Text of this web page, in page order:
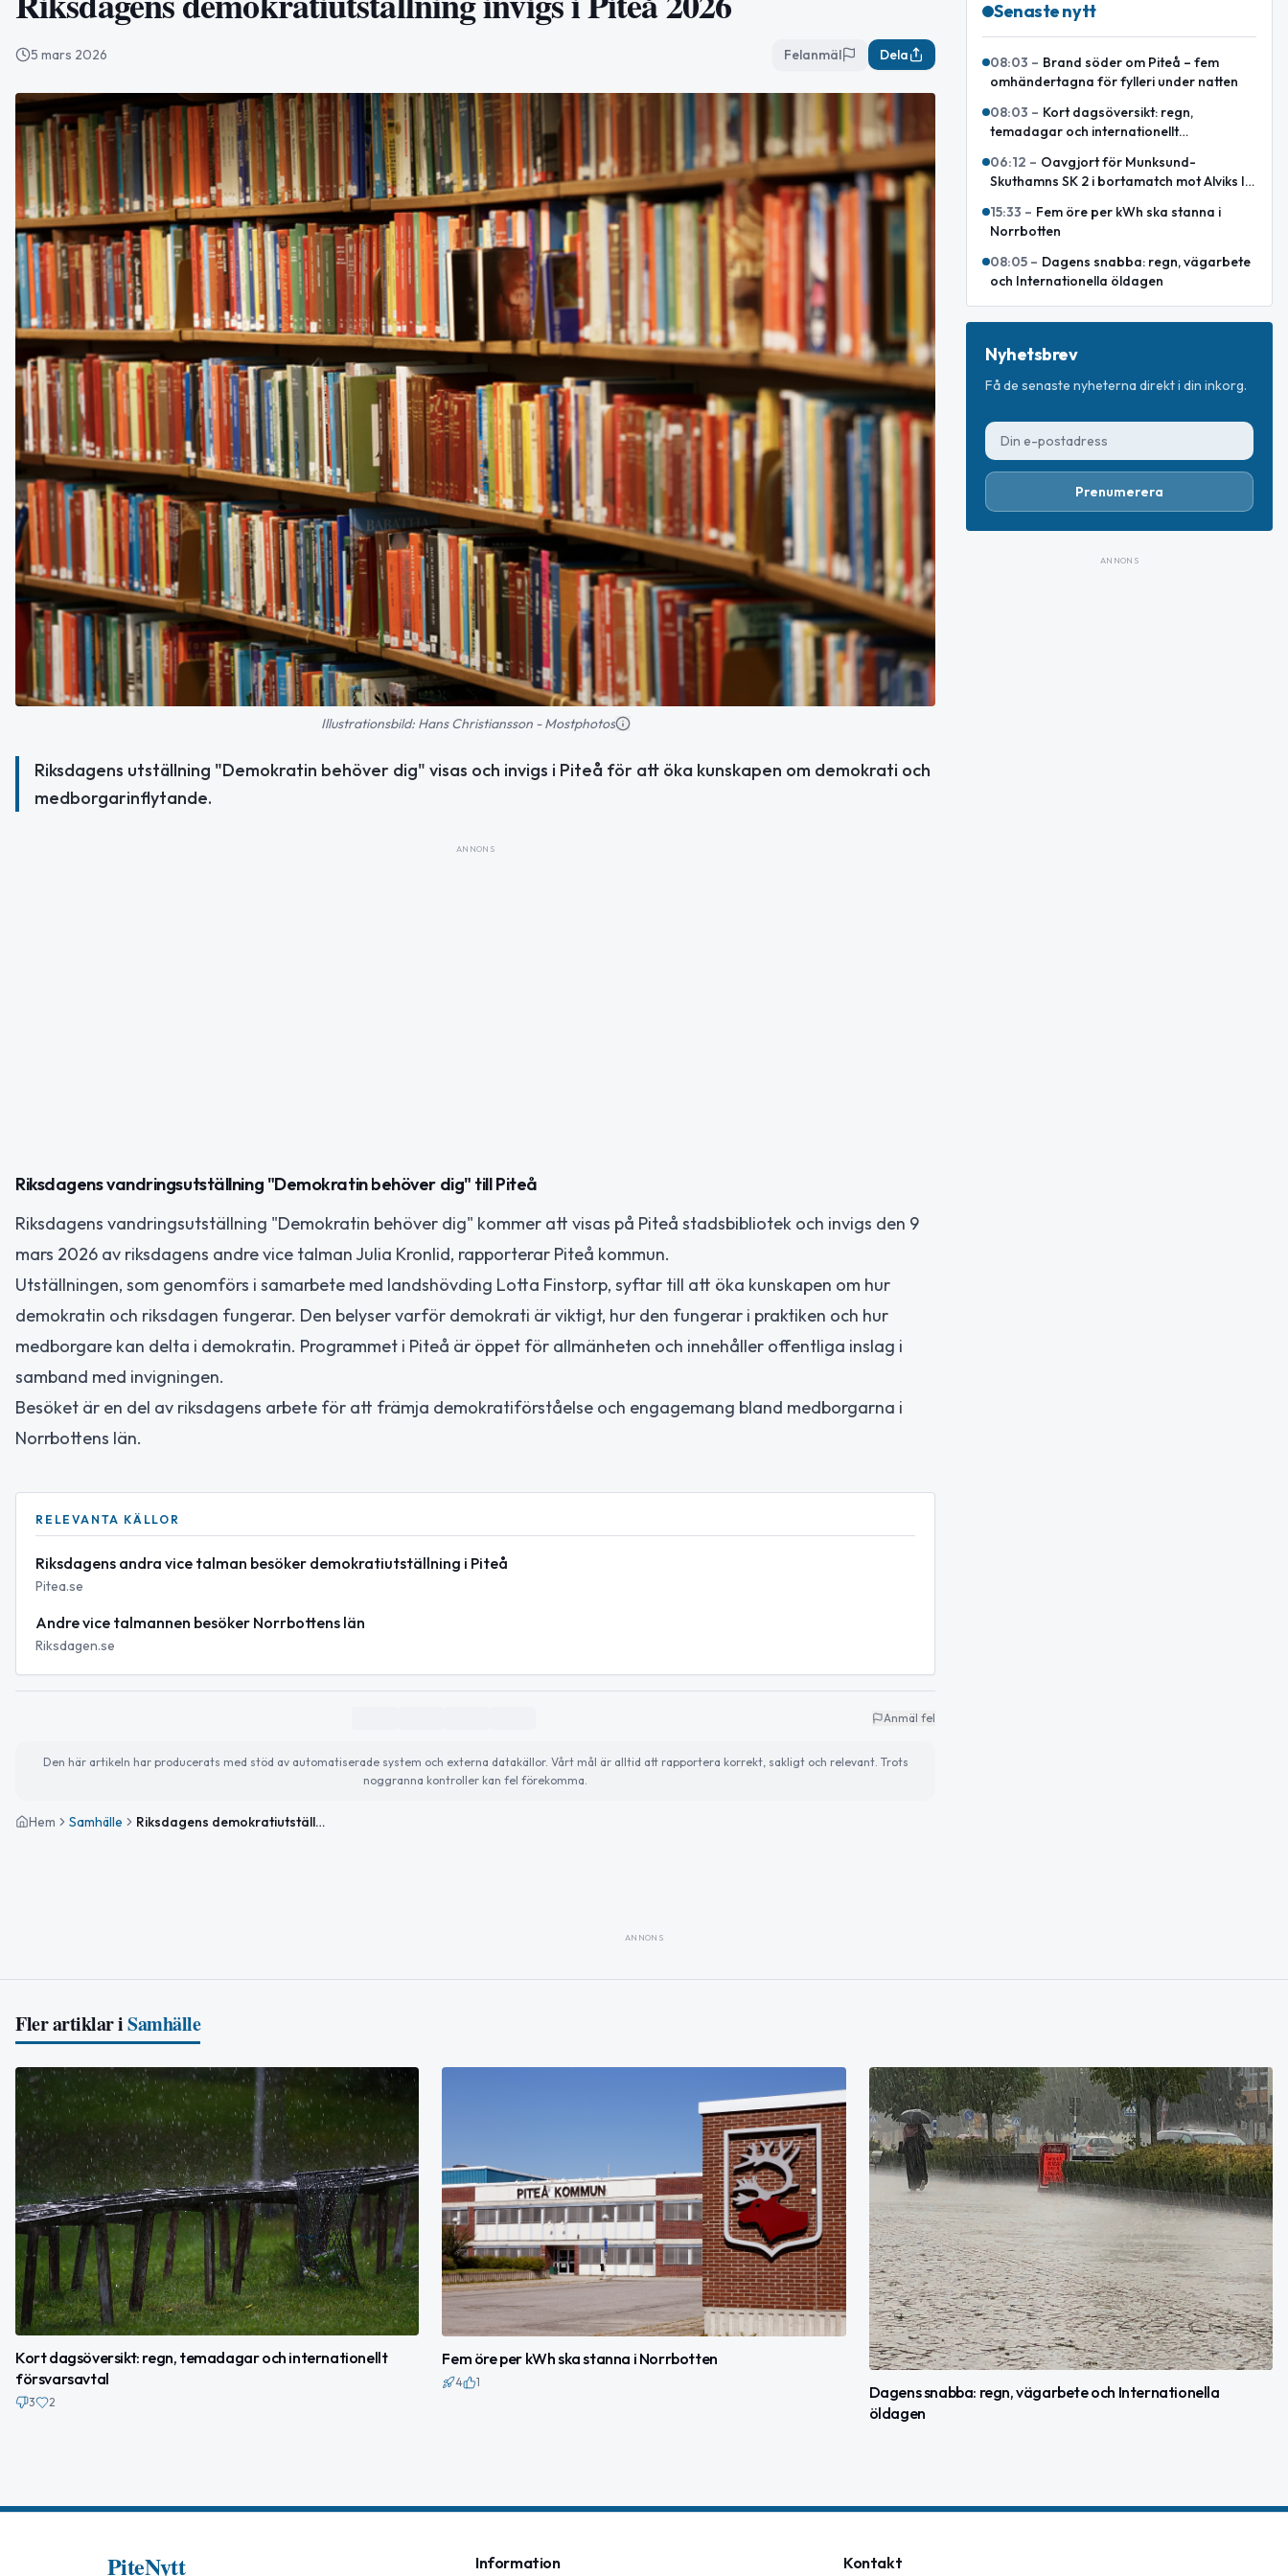
5 mars 2026 Felanmäl Dela
Illustrationsbild: Hans Christiansson - Mostphotos
Riksdagens utställning "Demokratin behöver dig" visas och invigs i Piteå för att öka kunskapen om demokrati och
medborgarinflytande.
ANNONS
Riksdagens vandringsutställning "Demokratin behöver dig" till Piteå
Riksdagens vandringsutställning "Demokratin behöver dig" kommer att visas på Piteå stadsbibliotek och invigs den 9
mars 2026 av riksdagens andre vice talman Julia Kronlid, rapporterar Piteå kommun.
Utställningen, som genomförs i samarbete med landshövding Lotta Finstorp, syftar till att öka kunskapen om hur
demokratin och riksdagen fungerar. Den belyser varför demokrati är viktigt, hur den fungerar i praktiken och hur
medborgare kan delta i demokratin. Programmet i Piteå är öppet för allmänheten och innehåller offentliga inslag i
samband med invigningen.
Besöket är en del av riksdagens arbete för att främja demokratiförståelse och engagemang bland medborgarna i
Norrbottens län.
RELEVANTA KÄLLOR
Riksdagens andra vice talman besöker demokratiutställning i Piteå
Pitea.se
Andre vice talmannen besöker Norrbottens län
Riksdagen.se
Anmäl fel
Den här artikeln har producerats med stöd av automatiserade system och externa datakällor. Vårt mål är alltid att rapportera korrekt, sakligt och relevant. Trots
noggranna kontroller kan fel förekomma.
Hem Samhälle Riksdagens demokratiutställning invigs i Piteå 2026
Senaste nytt
08:03 – Brand söder om Piteå – fem
omhändertagna för fylleri under natten
08:03 – Kort dagsöversikt: regn,
temadagar och internationellt
06:12 – Oavgjort för Munksund-
Skuthamns SK 2 i bortamatch mot Alviks IK
15:33 – Fem öre per kWh ska stanna i
Norrbotten
08:05 – Dagens snabba: regn, vägarbete
och Internationella öldagen
Nyhetsbrev
Få de senaste nyheterna direkt i din inkorg.
Prenumerera
ANNONS
ANNONS
Fler artiklar iSamhälle
Kort dagsöversikt: regn, temadagar och internationellt
försvarsavtal
3 2
Fem öre per kWh ska stanna i Norrbotten
4 1
Dagens snabba: regn, vägarbete och Internationella
öldagen
PiteNytt Information Kontakt